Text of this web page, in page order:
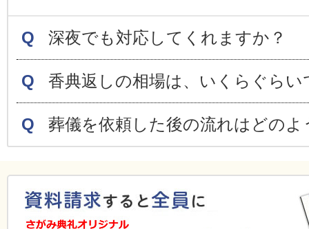
Q 深夜でも対応してくれますか？
Q 香典返しの相場は、いくらぐらい
Q